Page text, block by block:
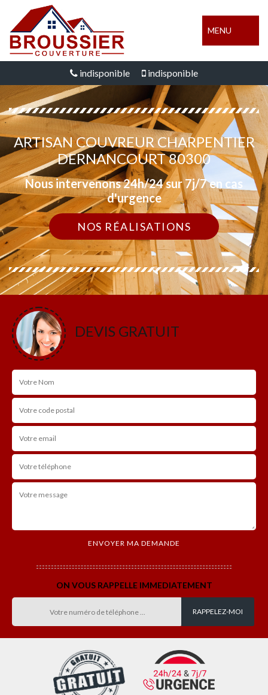
MENU
indisponible indisponible
ARTISAN COUVREUR CHARPENTIER
DERNANCOURT 80300
Nous intervenons 24h/24 sur 7j/7 en cas
d'urgence
NOS RÉALISATIONS
DEVIS GRATUIT
ON VOUS RAPPELLE IMMEDIATEMENT